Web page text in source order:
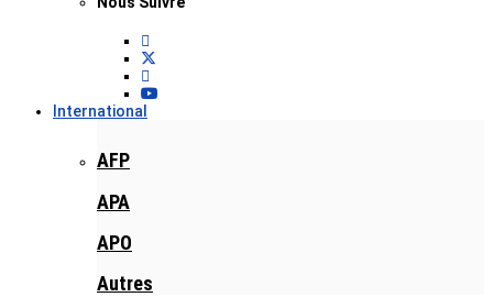
International
AFP
APA
APO
Autres